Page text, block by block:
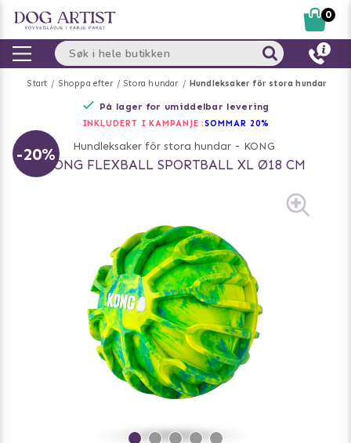
Start Shoppa efter Stora hundar Hundleksaker för stora hundar
På lager for umiddelbar levering
INKLUDERT I KAMPANJE :SOMMAR 20%
-20% Hundleksaker för stora hundar - KONG
KONG FLEXBALL SPORTBALL XL Ø18 CM
0